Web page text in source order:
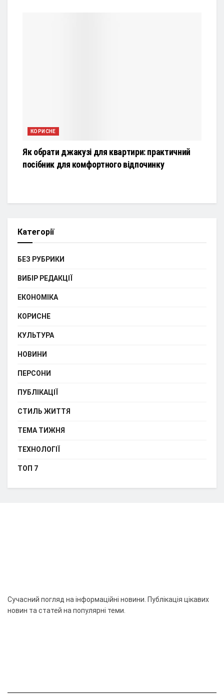
КОРИСНЕ
Як обрати джакузі для квартири: практичний
посібник для комфортного відпочинку
Категорії
БЕЗ РУБРИКИ
ВИБІР РЕДАКЦІЇ
ЕКОНОМІКА
КОРИСНЕ
КУЛЬТУРА
НОВИНИ
ПЕРСОНИ
ПУБЛІКАЦІЇ
СТИЛЬ ЖИТТЯ
ТЕМА ТИЖНЯ
ТЕХНОЛОГІЇ
ТОП 7
Сучасний погляд на інформаційні новини. Публікація цікавих
новин та статей на популярні теми.